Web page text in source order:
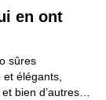
en ont
sûres
élégants,
bien d’autres